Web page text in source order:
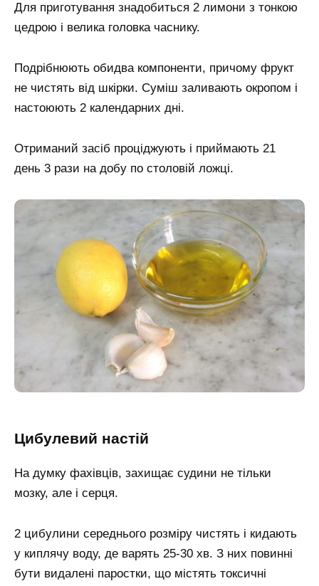
Для приготування знадобиться 2 лимони з тонкою
цедрою і велика головка часнику.
Подрібнюють обидва компоненти, причому фрукт
не чистять від шкірки. Суміш заливають окропом і
настоюють 2 календарних дні.
Отриманий засіб проціджують і приймають 21
день 3 рази на добу по столовій ложці.
Цибулевий настій
На думку фахівців, захищає судини не тільки
мозку, але і серця.
2 цибулини середнього розміру чистять і кидають
у киплячу воду, де варять 25-30 хв. З них повинні
бути видалені паростки, що містять токсичні